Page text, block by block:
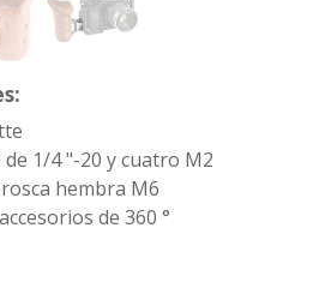
1/4 "-20 y cuatro M2
hembra M6
de 360 °